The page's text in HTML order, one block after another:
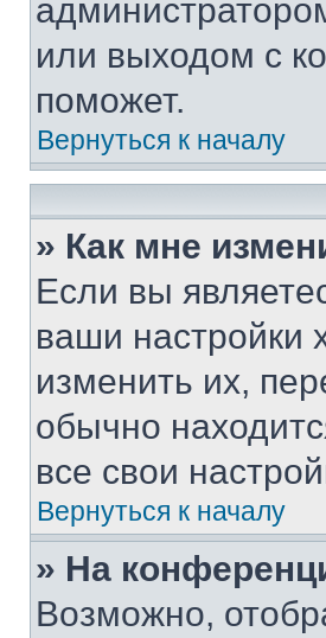
или выходом с
поможет.
Вернуться к началу
» Как мне
Если вы
ваши настройки
изменить их,
обычно
все свои
Вернуться к началу
» На
Возможно,